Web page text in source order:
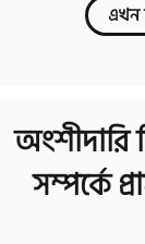
অংশীদারি
সম্পর্কে